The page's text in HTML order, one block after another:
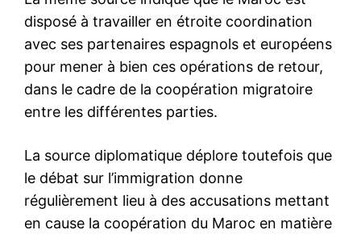
Insight Publications
Nous contacter
Formules d’abonnement
Related
Israël: Yaïr Lapid mandaté
Israël : La formation du